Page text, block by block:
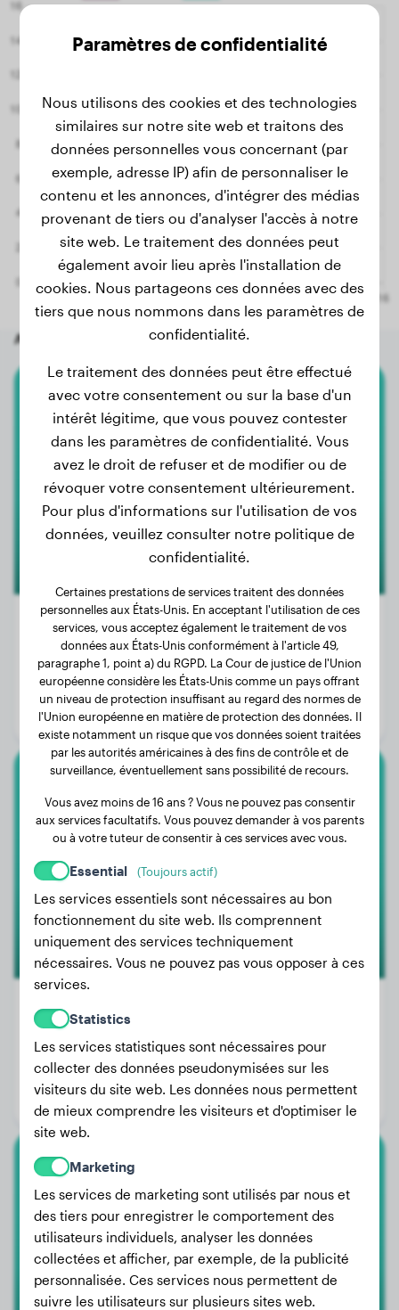
Autres chiens aléatoires
Alano Espanol
Vera
Poids:
Pas de données
3 ans, 4 mois
Genre:
Femelle
Ursula
Poids:
Âge:
1 an, 1 mois
Genre:
Femelle
Saar
Paramètres de confidentialité
Nous utilisons des cookies et des technologies
similaires sur notre site web et traitons des
données personnelles vous concernant (par
exemple, adresse IP) afin de personnaliser le
contenu et les annonces, d'intégrer des médias
provenant de tiers ou d'analyser l'accès à notre
site web. Le traitement des données peut
également avoir lieu après l'installation de
cookies. Nous partageons ces données avec des
tiers que nous nommons dans les paramètres de
confidentialité.
Le traitement des données peut être effectué
avec votre consentement ou sur la base d'un
intérêt légitime, que vous pouvez contester
dans les paramètres de confidentialité. Vous
avez le droit de refuser et de modifier ou de
révoquer votre consentement ultérieurement.
Pour plus d'informations sur l'utilisation de vos
données, veuillez consulter notre politique de
confidentialité.
Certaines prestations de services traitent des données
personnelles aux États-Unis. En acceptant l'utilisation de ces
services, vous acceptez également le traitement de vos
données aux États-Unis conformément à l'article 49,
paragraphe 1, point a) du RGPD. La Cour de justice de l'Union
européenne considère les États-Unis comme un pays offrant
un niveau de protection insuffisant au regard des normes de
l'Union européenne en matière de protection des données. Il
existe notamment un risque que vos données soient traitées
par les autorités américaines à des fins de contrôle et de
surveillance, éventuellement sans possibilité de recours.
Vous avez moins de 16 ans ? Vous ne pouvez pas consentir
aux services facultatifs. Vous pouvez demander à vos parents
ou à votre tuteur de consentir à ces services avec vous.
Essential (Toujours actif)
Les services essentiels sont nécessaires au bon
fonctionnement du site web. Ils comprennent
uniquement des services techniquement
nécessaires. Vous ne pouvez pas vous opposer à ces
services.
Statistics
Les services statistiques sont nécessaires pour
collecter des données pseudonymisées sur les
visiteurs du site web. Les données nous permettent
de mieux comprendre les visiteurs et d'optimiser le
site web.
Marketing
Les services de marketing sont utilisés par nous et
des tiers pour enregistrer le comportement des
utilisateurs individuels, analyser les données
collectées et afficher, par exemple, de la publicité
personnalisée. Ces services nous permettent de
suivre les utilisateurs sur plusieurs sites web.